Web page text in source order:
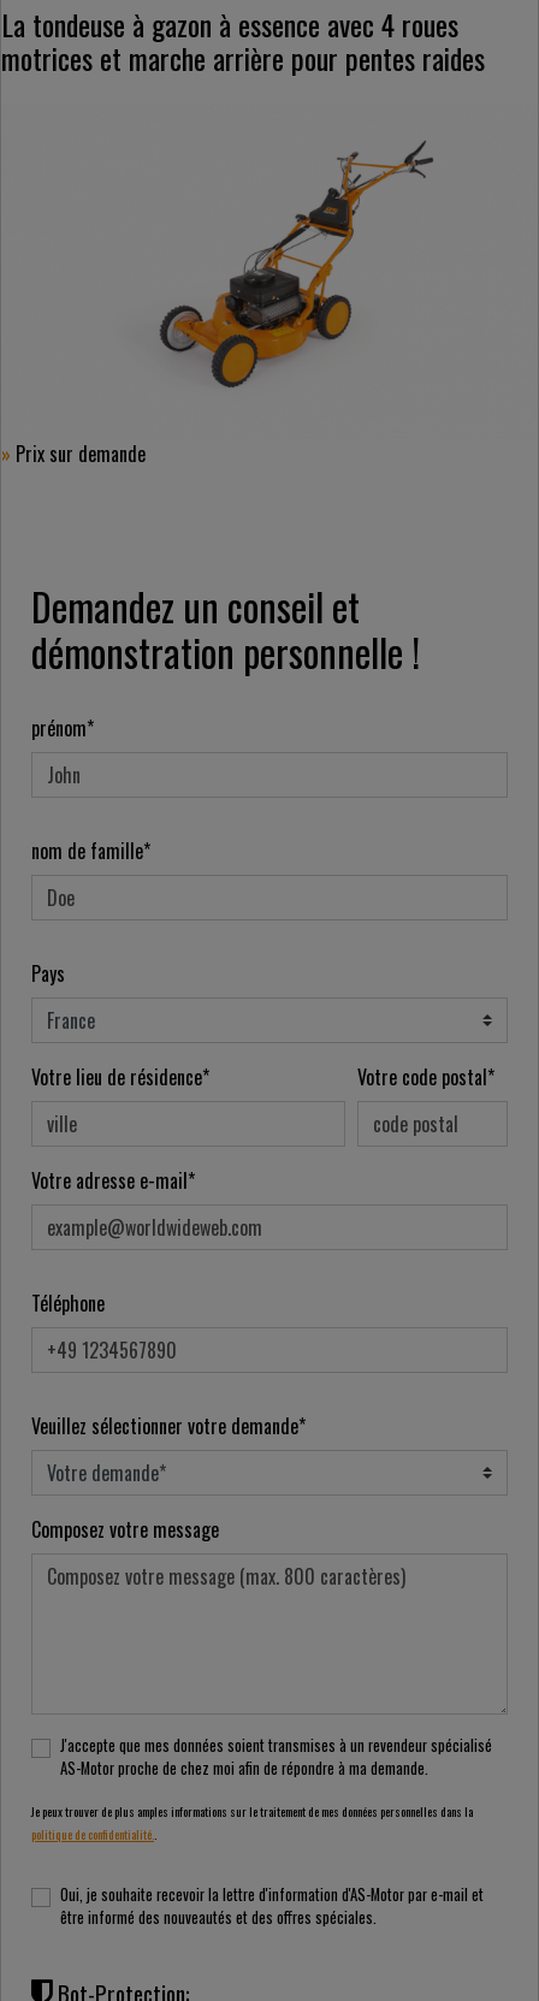
La tondeuse à gazon à essence avec 4 roues
motrices et marche arrière pour pentes raides
» Prix ​​sur demande
Demandez un conseil et
démonstration personnelle !
prénom*
nom de famille*
Pays
Votre lieu de résidence* Votre code postal*
Votre adresse e-mail*
Téléphone
Veuillez sélectionner votre demande*
Composez votre message
J'accepte que mes données soient transmises à un revendeur spécialisé
AS-Motor proche de chez moi afin de répondre à ma demande.
Je peux trouver de plus amples informations sur le traitement de mes données personnelles dans la
politique de confidentialité.
Oui, je souhaite recevoir la lettre d'information d'AS-Motor par e-mail et
être informé des nouveautés et des offres spéciales.
Bot-Protection: